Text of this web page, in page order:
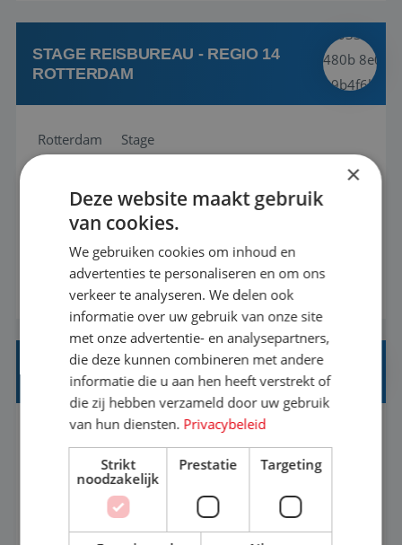
klanten te overtuigen om die droomreis te
boeken! ...
STAGE REISBUREAU - REGIO 14
ROTTERDAM
Rotterdam Stage
Ben jij een reisliefhebber met passie voor het
helpen van anderen om hun droomvakantie
waar te maken? Altijd al benieuwd geweest hoe
het eraan toegaat achter de schermen bij een
van de grootste reisorganisaties? Dan is een
stage bij TUI Nederland echt iets voor jou! Wij zijn
op zoek naar een enthousiaste, leergie...
BEKIJK VACATURE
HEAD OF SOCIAL STRATEGY
We're looking for a strategic leader to define and
own TUI's global social strategy across organic,
×
Deze website maakt gebruik
van cookies.
We gebruiken cookies om inhoud en
advertenties te personaliseren en om ons
verkeer te analyseren. We delen ook
informatie over uw gebruik van onze site
met onze advertentie- en analysepartners,
die deze kunnen combineren met andere
informatie die u aan hen heeft verstrekt of
die zij hebben verzameld door uw gebruik
van hun diensten. Privacybeleid
Strikt
noodzakelijk
Prestatie Targeting